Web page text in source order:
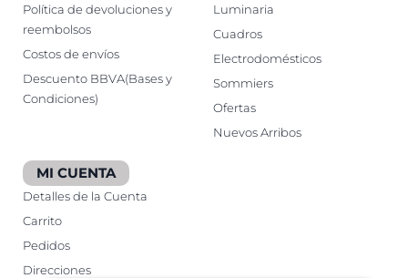
Política de devoluciones y
reembolsos
Costos de envíos
Descuento BBVA(Bases y
Condiciones)
Luminaria
Cuadros
Electrodomésticos
Sommiers
Ofertas
Nuevos Arribos
MI CUENTA
Detalles de la Cuenta
Carrito
Pedidos
Direcciones